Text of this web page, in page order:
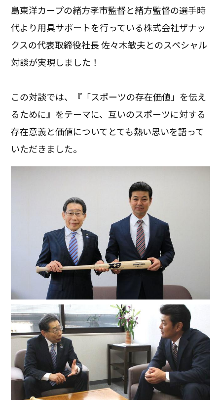
島東洋カープの緒方孝市監督と緒方監督の選手時
代より用具サポートを行っている株式会社ザナッ
クスの代表取締役社長 佐々木敏夫とのスペシャル
対談が実現しました！
この対談では、『「スポーツの存在価値」を伝え
るために』をテーマに、互いのスポーツに対する
存在意義と価値についてとても熱い思いを語って
いただきました。